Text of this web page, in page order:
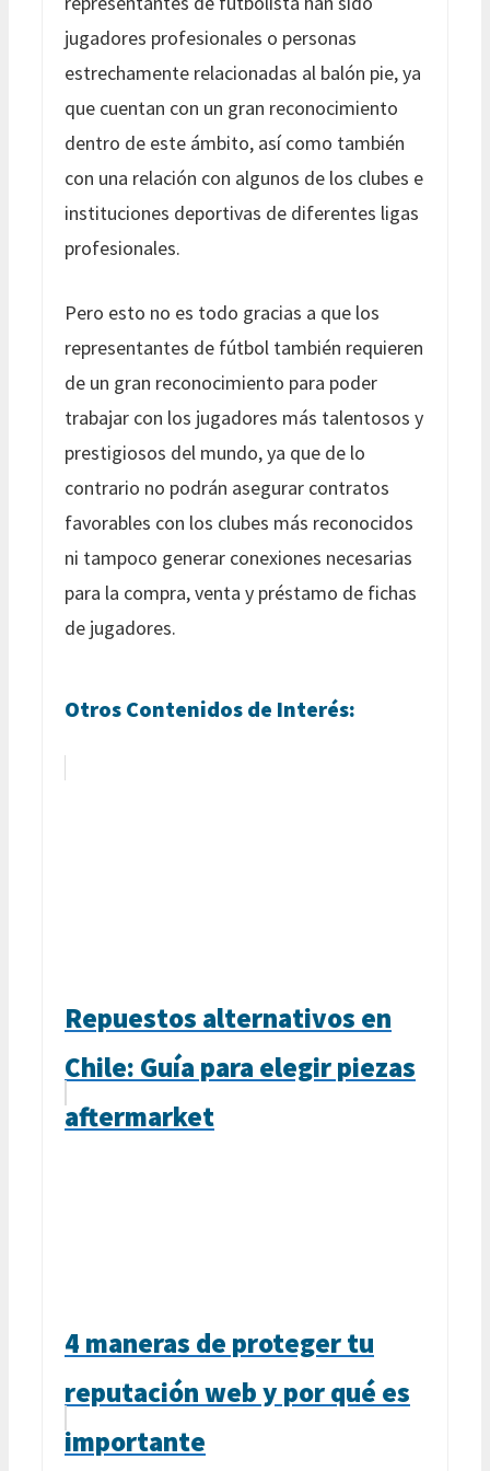
jugadores profesionales o personas
estrechamente relacionadas al balón pie, ya
que cuentan con un gran reconocimiento
dentro de este ámbito, así como también
con una relación con algunos de los clubes e
instituciones deportivas de diferentes ligas
profesionales.
Pero esto no es todo gracias a que los
representantes de fútbol también requieren
de un gran reconocimiento para poder
trabajar con los jugadores más talentosos y
prestigiosos del mundo, ya que de lo
contrario no podrán asegurar contratos
favorables con los clubes más reconocidos
ni tampoco generar conexiones necesarias
para la compra, venta y préstamo de fichas
de jugadores.
Otros Contenidos de Interés:
Repuestos alternativos en
Chile: Guía para elegir piezas
aftermarket
4 maneras de proteger tu
reputación web y por qué es
importante